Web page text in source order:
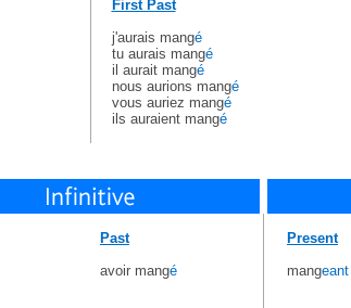
First Past
j'aurais mangé
tu aurais mangé
il aurait mangé
nous aurions mangé
vous auriez mangé
ils auraient mangé
Past
avoir mangé
Present
mangeant